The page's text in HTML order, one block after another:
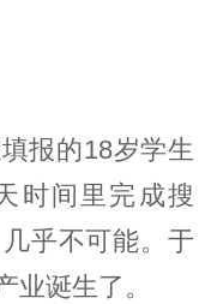
报的18岁学生
时间里完成搜
乎不可能。于
业诞生了。